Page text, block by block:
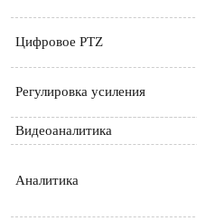
Цифровое PTZ
Регулировка усиления
Видеоаналитика
Аналитика